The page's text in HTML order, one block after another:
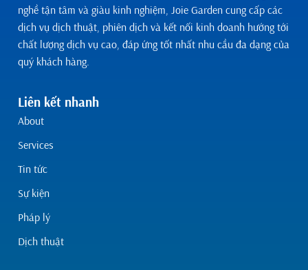
nghề tận tâm và giàu kinh nghiệm, Joie Garden cung cấp các
dịch vụ dịch thuật, phiên dịch và kết nối kinh doanh hướng tới
chất lượng dịch vụ cao, đáp ứng tốt nhất nhu cầu đa dạng của
quý khách hàng.
Liên kết nhanh
About
Services
Tin tức
Sự kiện
Pháp lý
Dịch thuật